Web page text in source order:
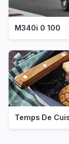
M340i 0 100
Temps De